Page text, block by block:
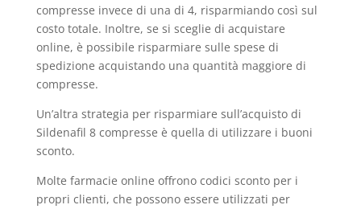
compresse invece di una di 4, risparmiando così sul
costo totale. Inoltre, se si sceglie di acquistare
online, è possibile risparmiare sulle spese di
spedizione acquistando una quantità maggiore di
compresse.
Un’altra strategia per risparmiare sull’acquisto di
Sildenafil 8 compresse è quella di utilizzare i buoni
sconto.
Molte farmacie online offrono codici sconto per i
propri clienti, che possono essere utilizzati per